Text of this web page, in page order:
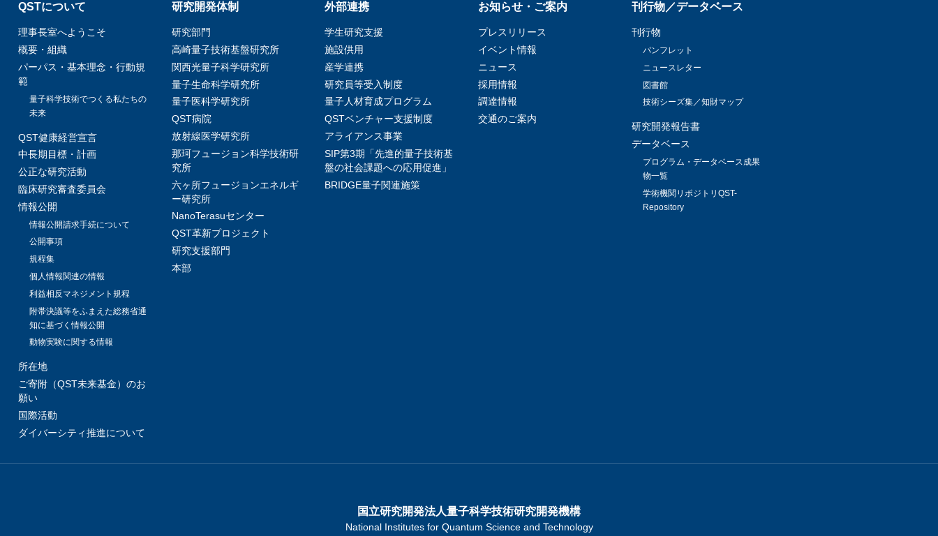
QSTについて
理事長室へようこそ
概要・組織
パーパス・基本理念・行動規
範
量子科学技術でつくる私たちの
未来
QST健康経営宣言
中長期目標・計画
公正な研究活動
臨床研究審査委員会
情報公開
情報公開請求手続について
公開事項
規程集
個人情報関連の情報
利益相反マネジメント規程
附帯決議等をふまえた総務省通
知に基づく情報公開
動物実験に関する情報
所在地
ご寄附（QST未来基金）のお
願い
国際活動
ダイバーシティ推進について
研究開発体制
研究部門
高崎量子技術基盤研究所
関西光量子科学研究所
量子生命科学研究所
量子医科学研究所
QST病院
放射線医学研究所
那珂フュージョン科学技術研
究所
六ヶ所フュージョンエネルギ
ー研究所
NanoTerasuセンター
QST革新プロジェクト
研究支援部門
本部
外部連携
学生研究支援​
施設供用
産学連携
研究員等受入制度
量子人材育成プログラム
QSTベンチャー支援制度
アライアンス事業
SIP第3期「先進的量子技術基
盤の社会課題への応用促進」
BRIDGE量子関連施策
お知らせ・ご案内
プレスリリース
イベント情報
ニュース
採用情報
調達情報
交通のご案内
刊行物／データベース
刊行物
パンフレット
ニュースレター
図書館
技術シーズ集／知財マップ
研究開発報告書
データベース
プログラム・データベース成果
物一覧
学術機関リポジトリQST-
Repository
国立研究開発法人量子科学技術研究開発機構
National Institutes for Quantum Science and Technology